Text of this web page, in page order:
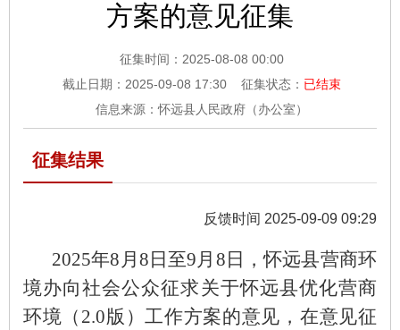
方案的意见征集
征集时间： 2025-08-08 00:00
截止日期： 2025-09-08 17:30 征集状态： 已结束
信息来源：怀远县人民政府（办公室）
征集结果
反馈时间 2025-09-09 09:29
2025年8 月 8 日至9月8日，怀远县营商环
境办向社会公众征求关于怀远县优化营商
环境（2.0版）工作方案的意见 ，在意见征